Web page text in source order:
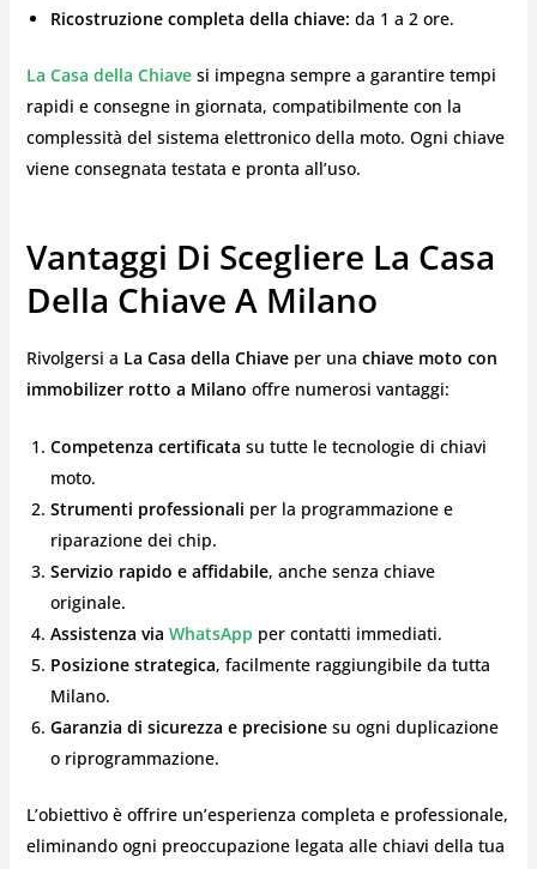
Ricostruzione completa della chiave: da 1 a 2 ore.
La Casa della Chiavesi impegna sempre a garantire tempi
rapidi e consegne in giornata, compatibilmente con la
complessità del sistema elettronico della moto. Ogni chiave
viene consegnata testata e pronta all’uso.
Vantaggi Di Scegliere La Casa
Della Chiave A Milano
Rivolgersi a La Casa della Chiaveper una chiave moto con
immobilizer rotto a Milano offre numerosi vantaggi:
Competenza certificata su tutte le tecnologie di chiavi
moto.
Strumenti professionali per la programmazione e
riparazione dei chip.
Servizio rapido e affidabile, anche senza chiave
originale.
Assistenza via WhatsApp per contatti immediati.
Posizione strategica, facilmente raggiungibile da tutta
Milano.
Garanzia di sicurezza e precisionesu ogni duplicazione
o riprogrammazione.
L’obiettivo è offrire un’esperienza completa e professionale,
eliminando ogni preoccupazione legata alle chiavi della tua